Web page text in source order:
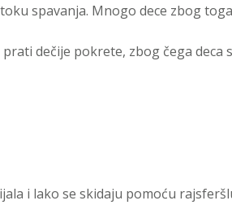
spavanja. Mnogo dece zbog
dečije pokrete, zbog čega deca
i lako se skidaju pomoću